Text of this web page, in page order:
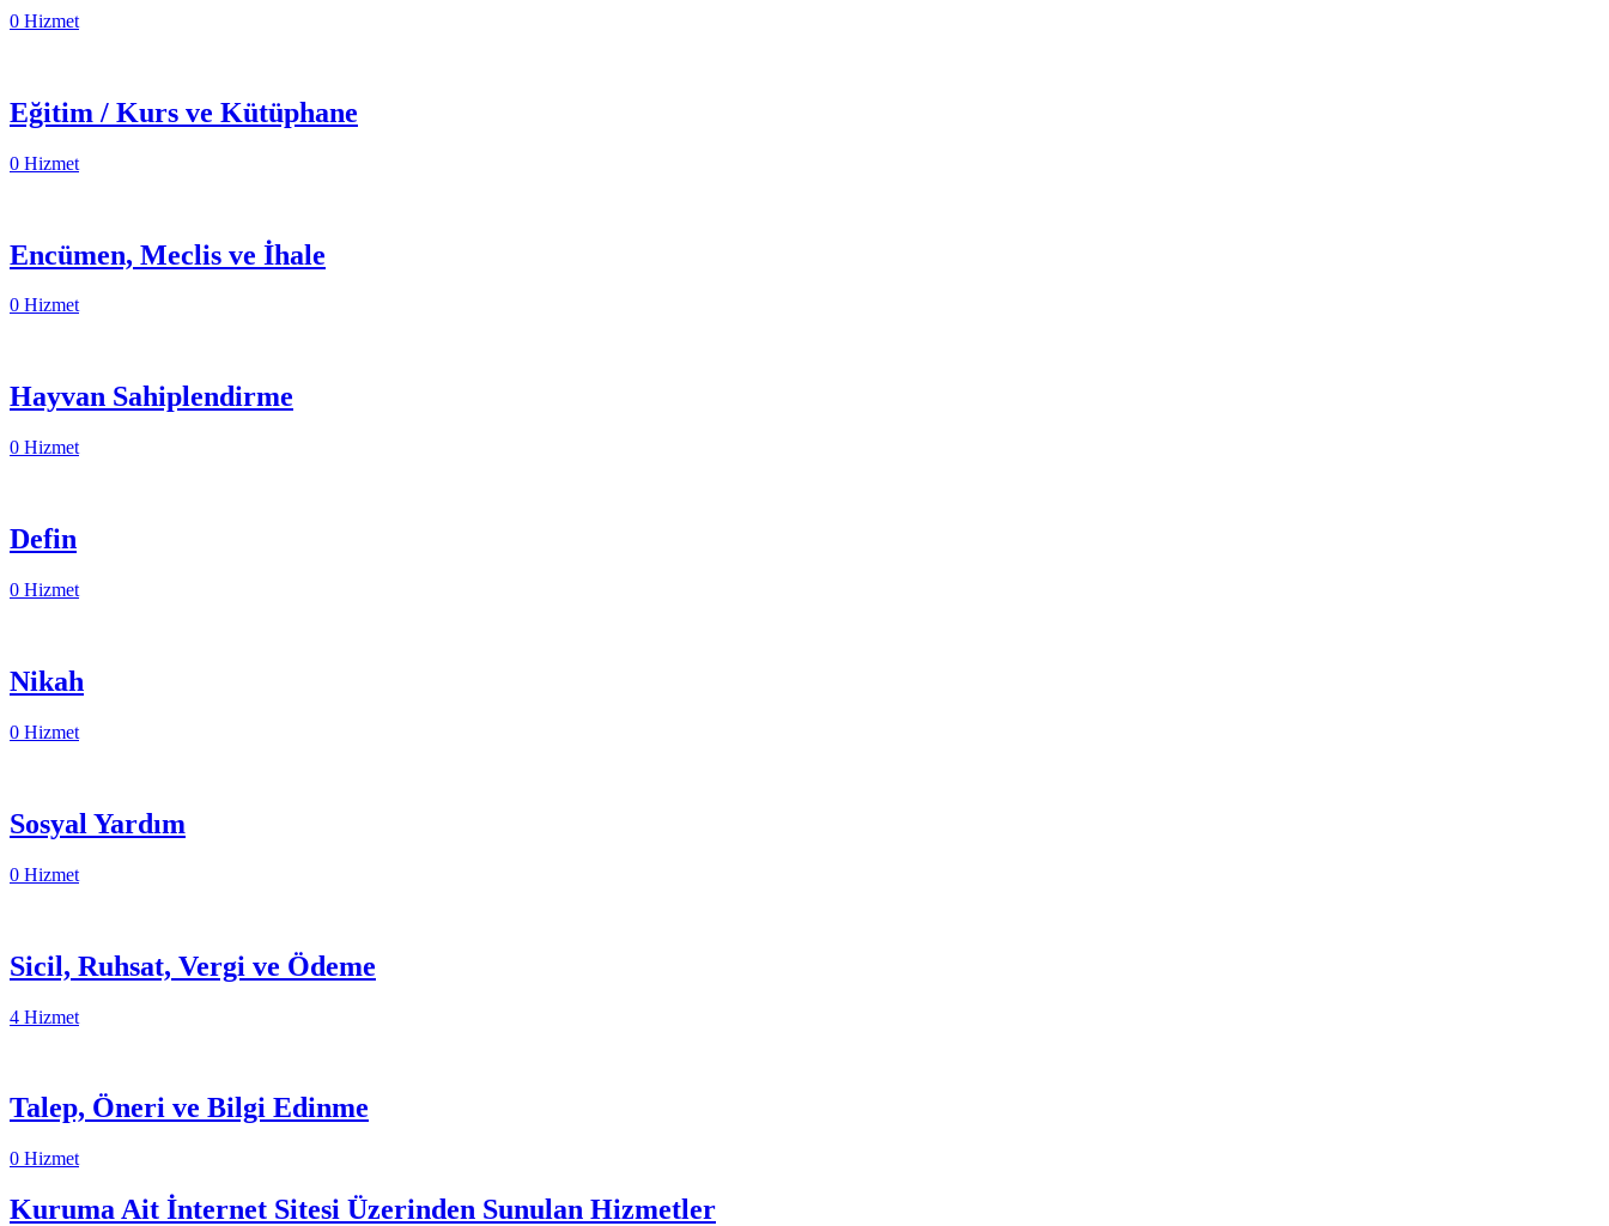
0 Hizmet
Eğitim / Kurs ve Kütüphane
0 Hizmet
Encümen, Meclis ve İhale
0 Hizmet
Hayvan Sahiplendirme
0 Hizmet
Defin
0 Hizmet
Nikah
0 Hizmet
Sosyal Yardım
0 Hizmet
Sicil, Ruhsat, Vergi ve Ödeme
4 Hizmet
Talep, Öneri ve Bilgi Edinme
0 Hizmet
Kuruma Ait İnternet Sitesi Üzerinden Sunulan Hizmetler